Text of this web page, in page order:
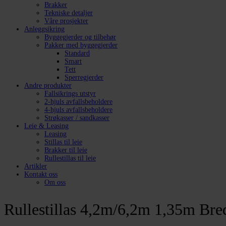
Brakker
Tekniske detaljer
Våre prosjekter
Anleggsikring
Byggegjerder og tilbehør
Pakker med byggegjerder
Standard
Smart
Tett
Sperregjerder
Andre produkter
Fallsikrings utstyr
2-hjuls avfallsbeholdere
4-hjuls avfallsbeholdere
Strøkasser / sandkasser
Leie & Leasing
Leasing
Stillas til leie
Brakker til leie
Rullestillas til leie
Artikler
Kontakt oss
Om oss
Rullestillas 4,2m/6,2m 1,35m